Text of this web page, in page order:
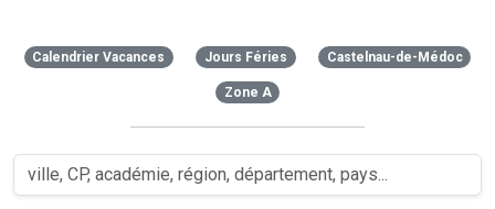
Calendrier Vacances Jours Féries Castelnau-de-Médoc
Zone A